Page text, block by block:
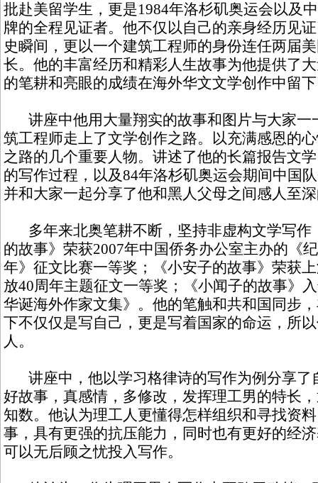
批赴美留学生，更是1984年洛杉矶奥运会以及
牌的全程见证者。他不仅以自己的亲身经历见
史瞬间，更以一个建筑工程师的身份连任两届
长。他的丰富经历和精彩人生故事为他提供了
的笔耕和亮眼的成绩在海外华文文学创作中留
讲座中他用大量翔实的故事和图片与大家一
筑工程师走上了文学创作之路。以充满感恩的
之路的几个重要人物。讲述了他的长篇报告文
的写作过程，以及84年洛杉矶奥运会期间中国
并和大家一起分享了他和黑人父母之间感人至
多年来北奥笔耕不断，坚持非虚构文学写作
的故事》荣获2007年中国侨务办公室主办的《
年》征文比赛一等奖；《小安子的故事》荣获
放40周年主题征文一等奖；《小闻子的故事》
华诞海外作家文集》。他的笔触和共和国同步
下不仅仅是写自己，更是写着国家的命运，所
人。
讲座中，他以学习格律诗的写作为例分享了
好故事，真感情，多修改，发挥理工男的特长
知数。他认为理工人更懂得怎样组织和寻找资
事，具有更强的抗压能力，同时也有更好的经
可以无后顾之忧投入写作。